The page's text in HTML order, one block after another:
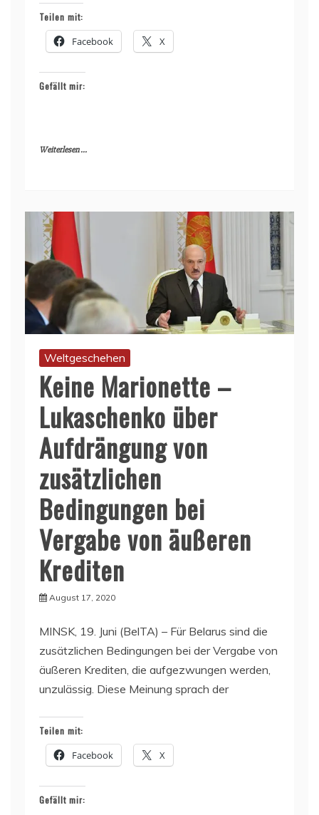
Teilen mit:
Facebook X
Gefällt mir:
Weiterlesen ...
Weltgeschehen
Keine Marionette –
Lukaschenko über
Aufdrängung von
zusätzlichen
Bedingungen bei
Vergabe von äußeren
Krediten
August 17, 2020
MINSK, 19. Juni (BelTA) – Für Belarus sind die
zusätzlichen Bedingungen bei der Vergabe von
äußeren Krediten, die aufgezwungen werden,
unzulässig. Diese Meinung sprach der
Teilen mit:
Facebook X
Gefällt mir: